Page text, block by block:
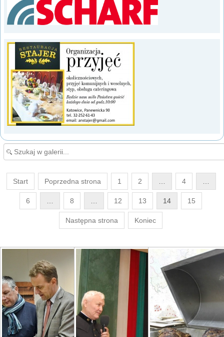
Start Poprzedna strona 1 2 4
6 8 12 13 14 15
Następna strona Koniec